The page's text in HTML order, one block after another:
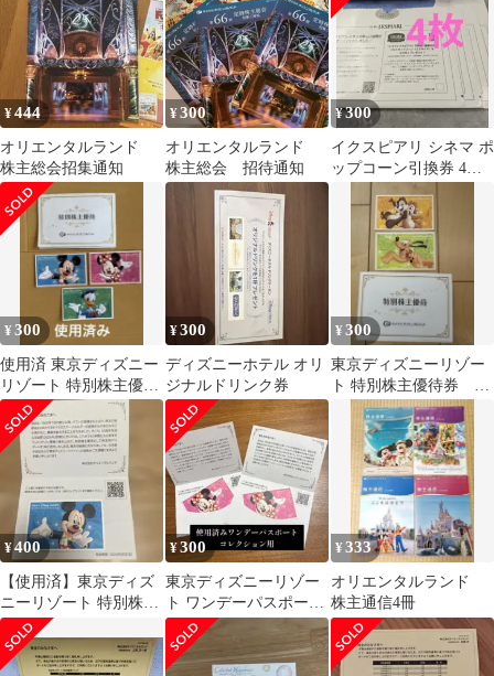
¥444
オリエンタルランド
株主総会招集通知
¥300
オリエンタルランド
株主総会 招待通知
¥300
イクスピアリ シネマ ポ
ップコーン引換券 4枚
¥300
使用済 東京ディズニー
リゾート 特別株主優待
券 3枚
¥300
ディズニーホテル オリ
ジナルドリンク券
¥300
東京ディズニーリゾー
ト 特別株主優待券 使
用済み
¥400
【使用済】東京ディズ
ニーリゾート 特別株主
優待パスポート
¥300
東京ディズニーリゾー
ト ワンデーパスポー
ト 使用済み コレク
ション用
¥333
オリエンタルランド
株主通信4冊